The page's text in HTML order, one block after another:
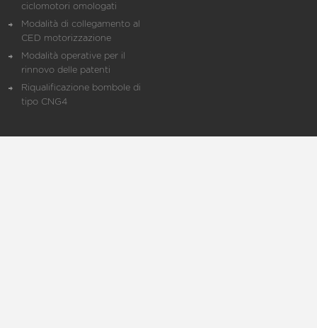
ciclomotori omologati
Modalità di collegamento al
CED motorizzazione
Modalità operative per il
rinnovo delle patenti
Riqualificazione bombole di
tipo CNG4